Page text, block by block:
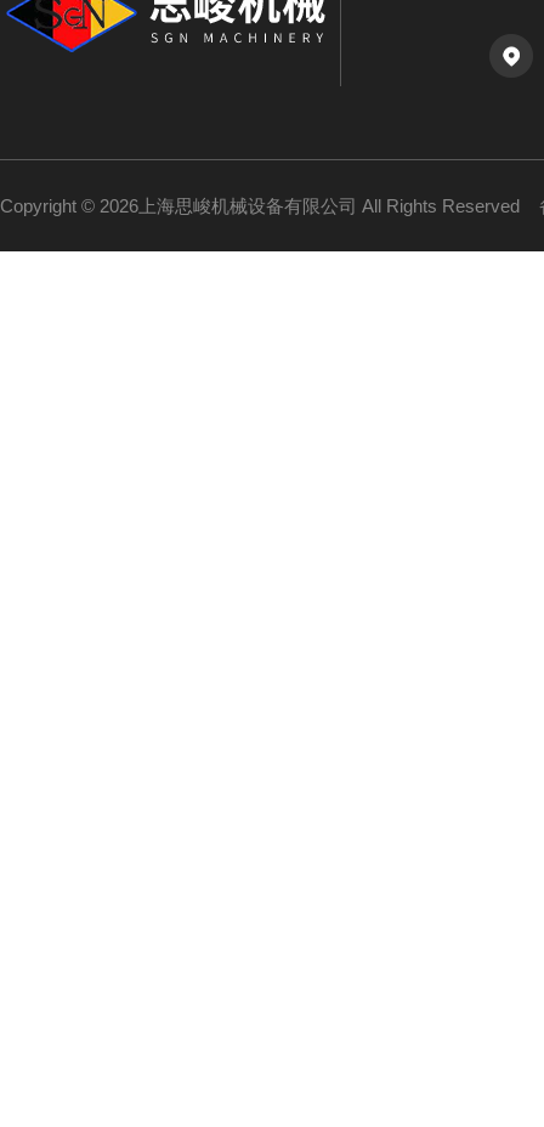
Copyright © 2026上海思峻机械设备有限公司 All Rights Reserved